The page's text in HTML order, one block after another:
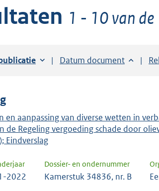
1 - 10 van
Sorteer op:
Datum document
aanpassing van diverse wetten in
de Regeling vergoeding schade door
Eindverslag
2022
Dossier- en ondernummer
Kamerstuk 34836, nr. B